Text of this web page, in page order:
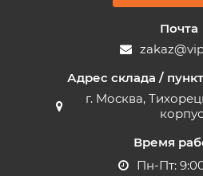
Почта
Адрес склада /
г. Москва,
Время
Пн-Пт: